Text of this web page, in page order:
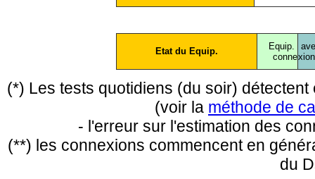
Etat du Equip.
Equip.
conne
(*) Les tests quotidiens (du soir)
(voir la méthode de
- l'erreur sur l'estimation des
(**) les connexions commencent en
du